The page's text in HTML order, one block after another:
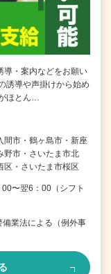
導・案内などをお願い
誘導や声掛けから始め
ほとん…
間市・鶴ヶ島市・新座
野市・さいたま市北
区・さいたま市桜区
〜翌6：00（シフト
業法による（例外事